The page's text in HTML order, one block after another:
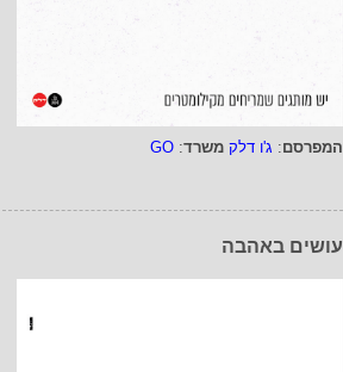
המפרסם: ג'ו דלק משרד:
GO
עושים באהבה